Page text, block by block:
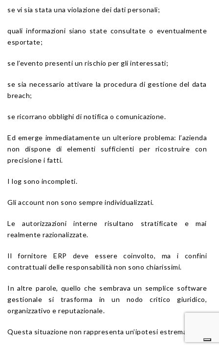
se vi sia stata una violazione dei dati personali;
quali informazioni siano state consultate o eventualmente
esportate;
se l’evento presenti un rischio per gli interessati;
se sia necessario attivare la procedura di gestione del data
breach;
se ricorrano obblighi di notifica o comunicazione.
Ed emerge immediatamente un ulteriore problema: l’azienda
non dispone di elementi sufficienti per ricostruire con
precisione i fatti.
I log sono incompleti.
Gli account non sono sempre individualizzati.
Le autorizzazioni interne risultano stratificate e mai
realmente razionalizzate.
Il fornitore ERP deve essere coinvolto, ma i confini
contrattuali delle responsabilità non sono chiarissimi.
In altre parole, quello che sembrava un semplice software
gestionale si trasforma in un nodo critico giuridico,
organizzativo e reputazionale.
Questa situazione non rappresenta un’ipotesi estrema.